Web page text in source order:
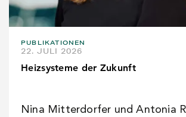
PUBLIKATIONEN
22. JULI 2026
Heizsysteme der Zukunft
Nina Mitterdorfer und Antonia